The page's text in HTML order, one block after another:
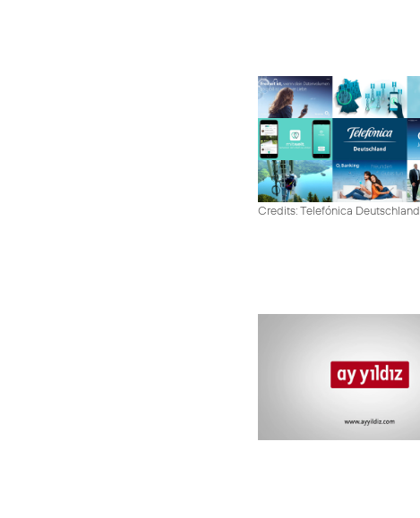
Credits: Telefónica Deutschland